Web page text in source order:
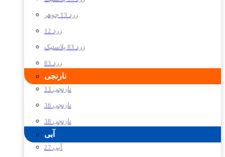
زرد 13 جوهر
زرد 12
زرد 83 پلاستیک
زرد 83
نارنجی
نارنجی 13
نارنجی 36
نارنجی 38
آبی
آبی 27